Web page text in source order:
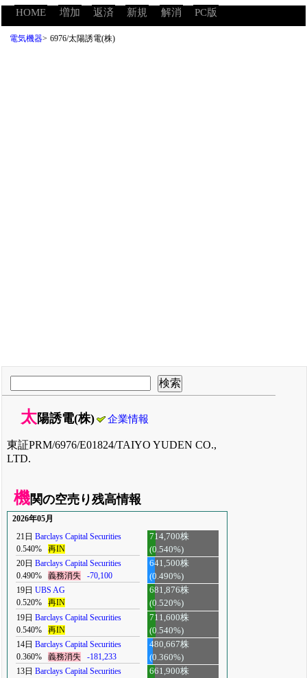
HOME 増加 返済 新規 解消 PC版
電気機器> 6976/太陽誘電(株)
太陽誘電(株) 企業情報
東証PRM/6976/E01824/TAIYO YUDEN CO.,
LTD.
機関の空売り残高情報
2026年05月
21日 Barclays Capital Securities
0.540%
再IN
714,700株
(0.540%)
20日 Barclays Capital Securities
0.490%
義務消失 -70,100
641,500株
(0.490%)
19日 UBS AG
0.520%
再IN
681,876株
(0.520%)
19日 Barclays Capital Securities
0.540%
再IN
711,600株
(0.540%)
14日 Barclays Capital Securities
0.360%
義務消失 -181,233
480,667株
(0.360%)
13日 Barclays Capital Securities
661,900株